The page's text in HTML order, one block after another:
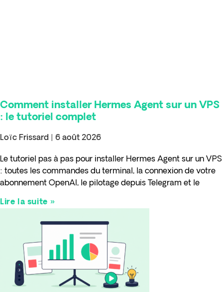
Comment installer Hermes Agent sur un VPS
: le tutoriel complet
Loïc Frissard 6 août 2026
Le tutoriel pas à pas pour installer Hermes Agent sur un VPS
: toutes les commandes du terminal, la connexion de votre
abonnement OpenAI, le pilotage depuis Telegram et le
Lire la suite »